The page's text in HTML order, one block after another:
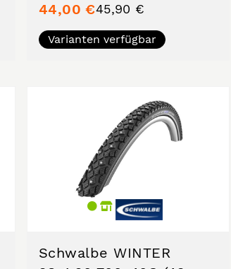
44,00 €45,90 €
Varianten verfügbar
Schwalbe WINTER